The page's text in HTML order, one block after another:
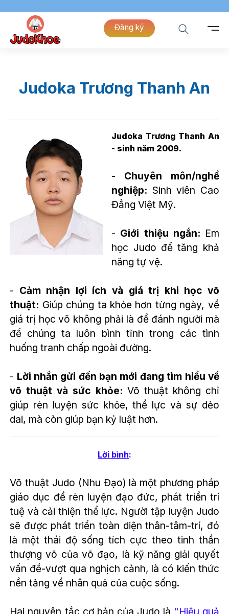
Đăng ký
Judoka Trương Thanh An
Judoka Trương Thanh An
- sinh năm 2009.
- Chuyên môn/nghề
nghiệp: Sinh viên Cao
Đẳng Việt Mỹ.
- Giới thiệu ngắn: Em
học Judo để tăng khả
năng tự vệ.
- Cảm nhận lợi ích và giá trị khi học võ
thuật: Giúp chúng ta khỏe hơn từng ngày, về
giá trị học võ không phải là để đánh người mà
để chúng ta luôn bình tĩnh trong các tình
huống tranh chấp ngoài đường.
- Lời nhắn gửi đến bạn mới đang tìm hiểu về
võ thuật và sức khỏe: Võ thuật không chỉ
giúp rèn luyện sức khỏe, thể lực và sự dẻo
dai, mà còn giúp bạn kỷ luật hơn.
Lời bình:
Võ thuật Judo (Nhu Đạo) là một phương pháp
giáo dục để rèn luyện đạo đức, phát triển trí
tuệ và cải thiện thể lực. Người tập luyện Judo
sẽ được phát triển toàn diện thân-tâm-trí, đó
là một thái độ sống tích cực theo tinh thần
thượng võ của võ đạo, là kỹ năng giải quyết
vấn đề-vượt qua nghịch cảnh, là có kiến thức
nền tảng về nhân quả của cuộc sống.
Hai nguyên tắc cơ bản của Judo là "Hiệu quả